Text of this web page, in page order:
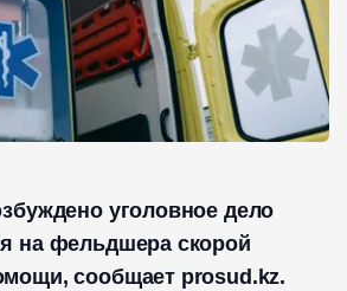
уголовное дело
на фельдшера скорой
сообщает prosud.kz.